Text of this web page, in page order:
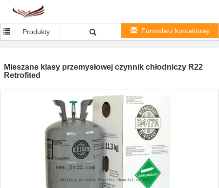
Produkty Formularz kontaktowy
Mieszane klasy przemysłowej czynnik chłodniczy R22
Retrofited